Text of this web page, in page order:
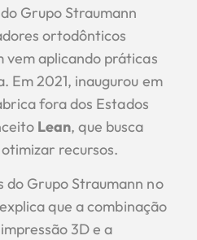
Grupo Straumann
ortodônticos
aplicando práticas
Em 2021, inaugurou em
fora dos Estados
Lean, que busca
recursos.
Grupo Straumann no
que a combinação
3D e a